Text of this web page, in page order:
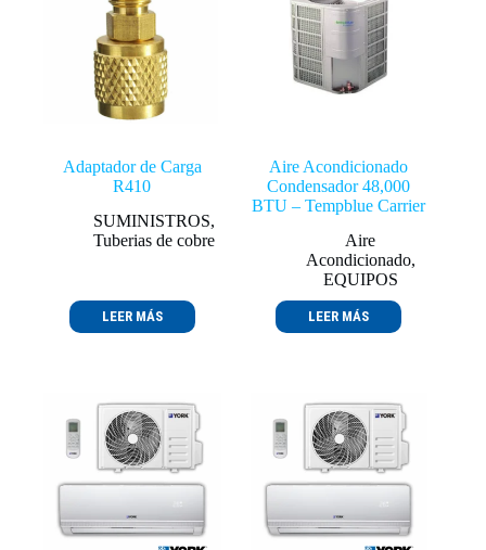
Adaptador de Carga
R410
SUMINISTROS,
Tuberias de cobre
LEER MÁS
Aire Acondicionado
Condensador 48,000
BTU – Tempblue Carrier
Aire
Acondicionado,
EQUIPOS
LEER MÁS